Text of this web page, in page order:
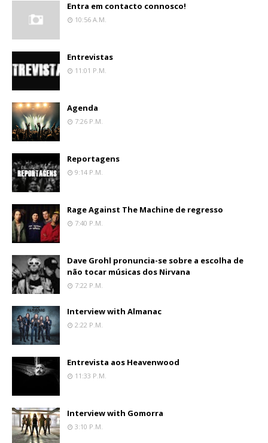
Entra em contacto connosco!
10:56 A.m.
Entrevistas
11:01 P.m.
Agenda
7:26 P.m.
Reportagens
9:14 P.m.
Rage Against The Machine de regresso
7:40 P.m.
Dave Grohl pronuncia-se sobre a escolha de
não tocar músicas dos Nirvana
7:22 P.m.
Interview with Almanac
2:22 P.m.
Entrevista aos Heavenwood
11:33 P.m.
Interview with Gomorra
3:10 P.m.